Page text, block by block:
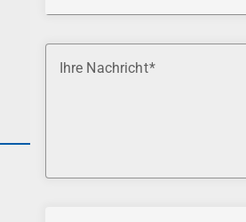
Ihre Nachricht